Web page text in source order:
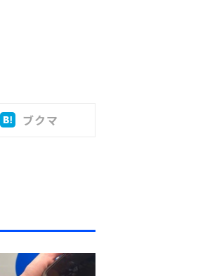
ブクマ